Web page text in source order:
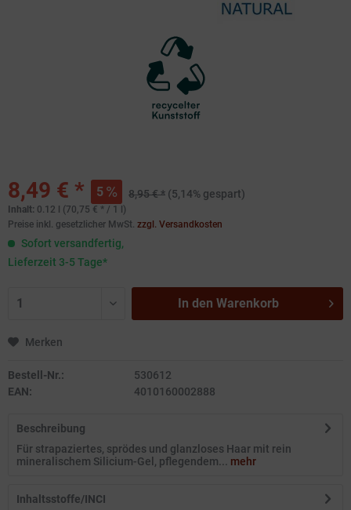
8,49 € * 5 8,95 € * (5,14% gespart)
Inhalt: 0.12 l (70,75 € * / 1 l)
Preise inkl. gesetzlicher MwSt. zzgl. Versandkosten
Sofort versandfertig,
Lieferzeit 3-5 Tage*
In den Warenkorb
Merken
Bestell-Nr.:
530612
EAN:
4010160002888
Beschreibung
Für strapaziertes, sprödes und glanzloses Haar mit rein
mineralischem Silicium-Gel, pflegendem... mehr
Inhaltsstoffe/INCI